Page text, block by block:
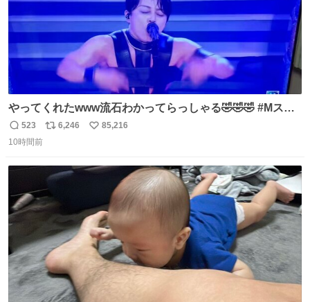
やってくれたwww流石わかってらっしゃる🤣🤣🤣 #Mステ
#西川貴教
返
信
523
リ
ト
数
6,246
い
数
85,216
10時間前